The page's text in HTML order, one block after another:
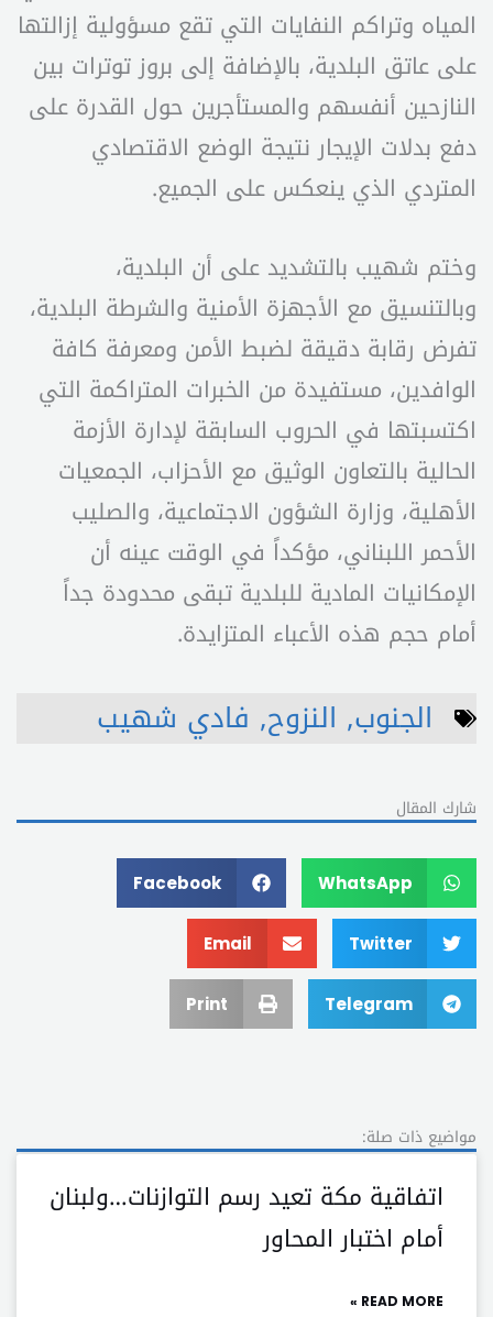
المياه وتراكم النفايات التي تقع مسؤولية إزالتها
على عاتق البلدية، بالإضافة إلى بروز توترات بين
النازحين أنفسهم والمستأجرين حول القدرة على
دفع بدلات الإيجار نتيجة الوضع الاقتصادي
المتردي الذي ينعكس على الجميع.
وختم شهيب بالتشديد على أن البلدية،
وبالتنسيق مع الأجهزة الأمنية والشرطة البلدية،
تفرض رقابة دقيقة لضبط الأمن ومعرفة كافة
الوافدين، مستفيدة من الخبرات المتراكمة التي
اكتسبتها في الحروب السابقة لإدارة الأزمة
الحالية بالتعاون الوثيق مع الأحزاب، الجمعيات
الأهلية، وزارة الشؤون الاجتماعية، والصليب
الأحمر اللبناني، مؤكداً في الوقت عينه أن
الإمكانيات المادية للبلدية تبقى محدودة جداً
أمام حجم هذه الأعباء المتزايدة.
الجنوب, النزوح, فادي شهيب
شارك المقال
WhatsApp
Facebook
Twitter
Email
Telegram
Print
مواضيع ذات صلة:
اتفاقية مكة تعيد رسم التوازنات…ولبنان
أمام اختبار المحاور
READ MORE »